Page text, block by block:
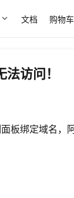
文档 购物车
访问！
板绑定域名，